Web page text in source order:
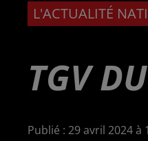
L'ACTUALITÉ
TGV
Publié : 29 avril 2024 à